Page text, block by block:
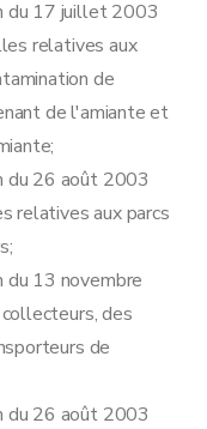
du 17 juillet 2003
relatives aux
de
de l'amiante et
du 26 août 2003
relatives aux parcs
13 novembre
des
de
du 26 août 2003